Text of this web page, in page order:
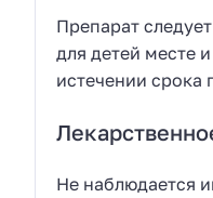
Препарат
для детей месте
истечении срока
Не наблюдается